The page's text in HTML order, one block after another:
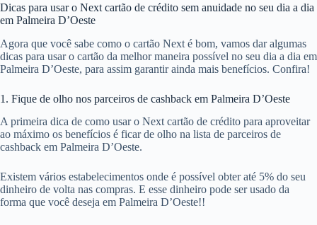
Dicas para usar o Next cartão de crédito sem anuidade no seu dia a dia
em Palmeira D’Oeste
Agora que você sabe como o cartão Next é bom, vamos dar algumas
dicas para usar o cartão da melhor maneira possível no seu dia a dia em
Palmeira D’Oeste, para assim garantir ainda mais benefícios. Confira!
1. Fique de olho nos parceiros de cashback em Palmeira D’Oeste
A primeira dica de como usar o Next cartão de crédito para aproveitar
ao máximo os benefícios é ficar de olho na lista de parceiros de
cashback em Palmeira D’Oeste.
Existem vários estabelecimentos onde é possível obter até 5% do seu
dinheiro de volta nas compras. E esse dinheiro pode ser usado da
forma que você deseja em Palmeira D’Oeste!!